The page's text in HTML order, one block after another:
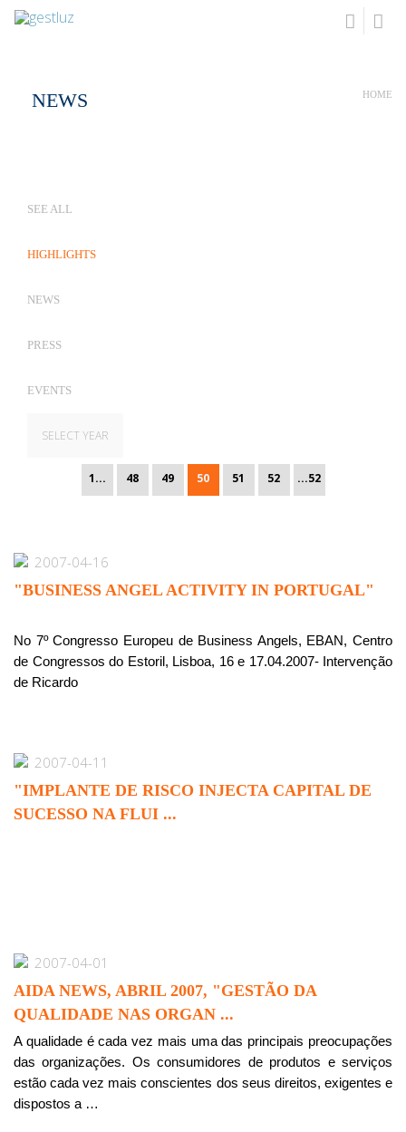
NEWS HOME
SEE ALL
HIGHLIGHTS
NEWS
PRESS
EVENTS
SELECT YEAR
1... 48 49 50 51 52 ...52
2007-04-16
"BUSINESS ANGEL ACTIVITY IN PORTUGAL"
No 7º Congresso Europeu de Business Angels, EBAN, Centro
de Congressos do Estoril, Lisboa, 16 e 17.04.2007- Intervenção
de Ricardo
2007-04-11
"IMPLANTE DE RISCO INJECTA CAPITAL DE
SUCESSO NA FLUI ...
2007-04-01
AIDA NEWS, ABRIL 2007, "GESTÃO DA
QUALIDADE NAS ORGAN ...
A qualidade é cada vez mais uma das principais preocupações
das organizações. Os consumidores de produtos e serviços
estão cada vez mais conscientes dos seus direitos, exigentes e
dispostos a …